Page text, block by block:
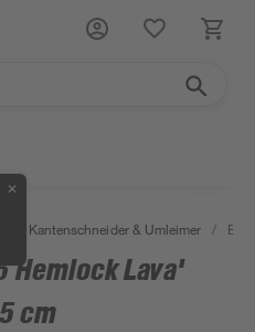
✕
Kantenschneider & Umleimer /
Hemlock Lava'
cm